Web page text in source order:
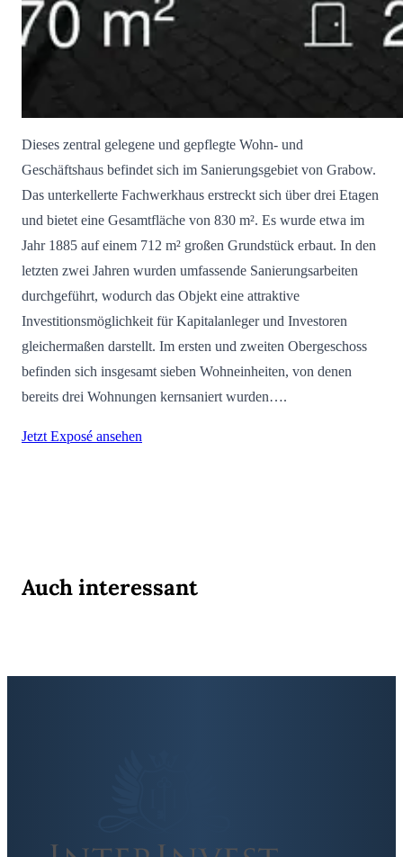
Dieses zentral gelegene und gepflegte Wohn- und
Geschäftshaus befindet sich im Sanierungsgebiet von Grabow.
Das unterkellerte Fachwerkhaus erstreckt sich über drei Etagen
und bietet eine Gesamtfläche von 830 m². Es wurde etwa im
Jahr 1885 auf einem 712 m² großen Grundstück erbaut. In den
letzten zwei Jahren wurden umfassende Sanierungsarbeiten
durchgeführt, wodurch das Objekt eine attraktive
Investitionsmöglichkeit für Kapitalanleger und Investoren
gleichermaßen darstellt. Im ersten und zweiten Obergeschoss
befinden sich insgesamt sieben Wohneinheiten, von denen
bereits drei Wohnungen kernsaniert wurden….
Jetzt Exposé ansehen
Auch interessant